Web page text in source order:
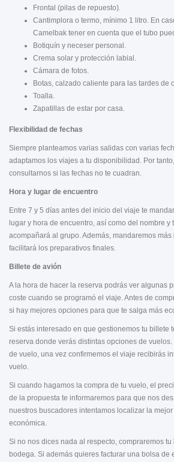
Frontal (pilas de repuesto).
Cantimplora o termo, mínimo 1 litro. En
Camelbak tener en cuenta que el tubo
Botiquín y neceser personal.
Crema solar y protección labial.
Cámara de fotos.
Botas, calzado caliente para las tardes de
Toalla.
Zapatillas de estar por casa.
Flexibilidad de fechas
Siempre planteamos varias salidas con varias
adaptamos los viajes a tu disponibilidad. Por
consultarnos si las fechas no te cuadran.
Hora y lugar de encuentro
Entre 7 y 5 días antes del inicio del viaje te
lugar y hora de encuentro, así como del nombre y
acompañará al grupo. Además, mandaremos
facilitará los preparativos finales.
Billete de avión
A la hora de hacer la reserva podrás ver algunas
coste cuando se programó el viaje. Antes de
si hay mejores opciones para que te salga más
Si estás interesado en que gestionemos tu billete
reserva donde verás distintas opciones de
de vuelo, una vez confirmemos el viaje recibirás
vuelo.
Si cuando hagamos la compra de tu vuelo, el
de la propuesta te informaremos para que nos
nuestros buscadores intentamos localizar la
económica.
Si no nos dices nada al respecto, compraremos
bodega. Si además quieres facturar una bolsa de